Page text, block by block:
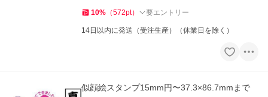
10% （572pt） 要エントリー
14日以内に発送（受注生産）（休業日を除く）
似顔絵スタンプ15mm円〜37.3×86.7mmまで